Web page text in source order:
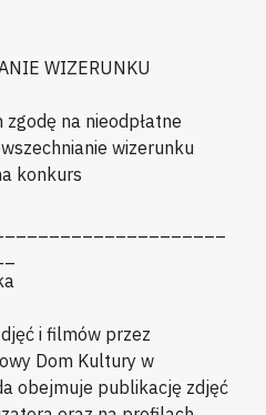
WIZERUNKU
na nieodpłatne
wizerunku
konkurs
i filmów przez
Dom Kultury w
obejmuje publikację zdjęć